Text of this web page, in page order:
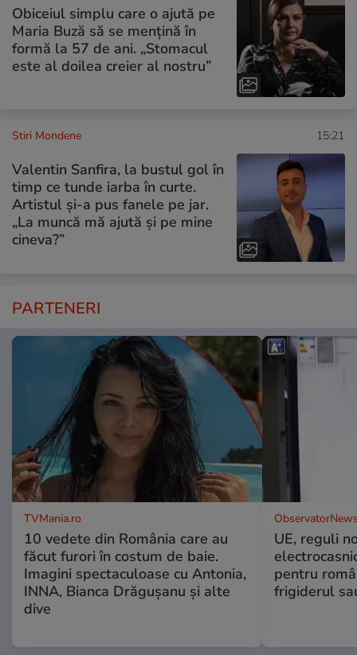
Obiceiul simplu care o ajută pe
Maria Buză să se mențină în
formă la 57 de ani. „Stomacul
este al doilea creier al nostru”
Stiri Mondene 15:21
Valentin Sanfira, la bustul gol în
timp ce tunde iarba în curte.
Artistul și-a pus fanele pe jar.
„La muncă mă ajută și pe mine
cineva?”
PARTENERI
TVMania.ro
10 vedete din România care au
făcut furori în costum de baie.
Imagini spectaculoase cu Antonia,
INNA, Bianca Drăgușanu și alte
dive
UE, reguli
pentru
frigiderul